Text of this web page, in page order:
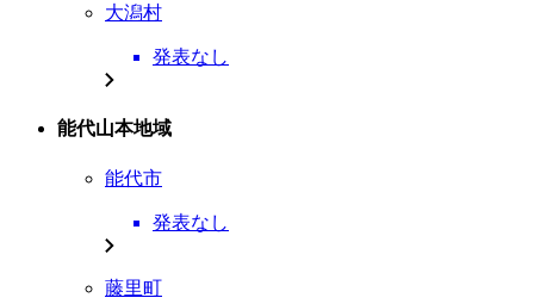
大潟村
発表なし
能代山本地域
能代市
発表なし
藤里町